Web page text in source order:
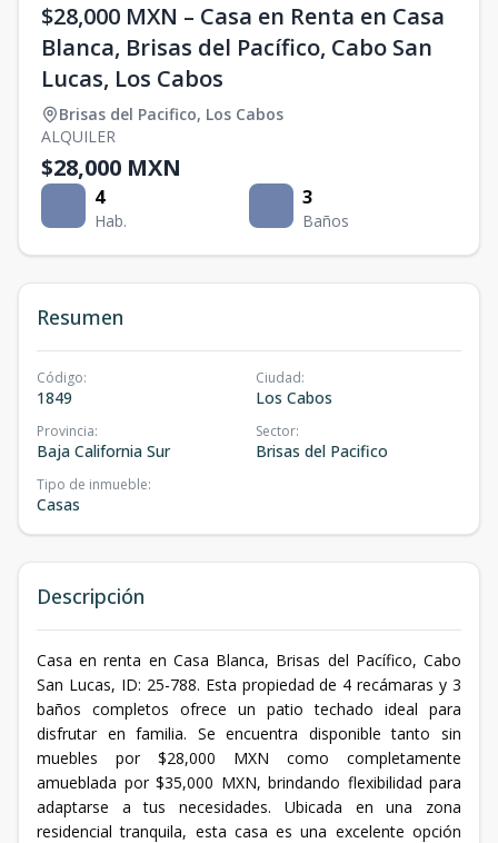
$28,000 MXN – Casa en Renta en Casa
Blanca, Brisas del Pacífico, Cabo San
Lucas, Los Cabos
Brisas del Pacifico, Los Cabos
ALQUILER
$28,000 MXN
4
Hab.
3
Baños
Resumen
Código:
1849
Ciudad:
Los Cabos
Provincia:
Baja California Sur
Sector:
Brisas del Pacifico
Tipo de inmueble:
Casas
Descripción
Casa en renta en Casa Blanca, Brisas del Pacífico, Cabo
San Lucas, ID: 25-788. Esta propiedad de 4 recámaras y 3
baños completos ofrece un patio techado ideal para
disfrutar en familia. Se encuentra disponible tanto sin
muebles por $28,000 MXN como completamente
amueblada por $35,000 MXN, brindando flexibilidad para
adaptarse a tus necesidades. Ubicada en una zona
residencial tranquila, esta casa es una excelente opción